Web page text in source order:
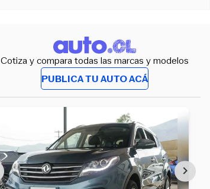
Cotiza y compara todas las marcas y modelos
PUBLICA TU AUTO ACÁ